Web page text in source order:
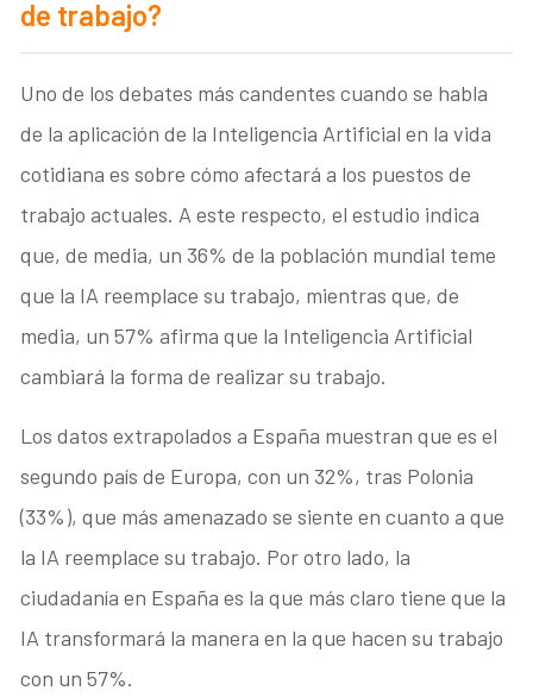
de trabajo?
Uno de los debates más candentes cuando se habla
de la aplicación de la Inteligencia Artificial en la vida
cotidiana es sobre cómo afectará a los puestos de
trabajo actuales. A este respecto, el estudio indica
que, de media, un 36% de la población mundial teme
que la IA reemplace su trabajo, mientras que, de
media, un 57% afirma que la Inteligencia Artificial
cambiará la forma de realizar su trabajo.
Los datos extrapolados a España muestran que es el
segundo país de Europa, con un 32%, tras Polonia
(33%), que más amenazado se siente en cuanto a que
la IA reemplace su trabajo. Por otro lado, la
ciudadanía en España es la que más claro tiene que la
IA transformará la manera en la que hacen su trabajo
con un 57%.